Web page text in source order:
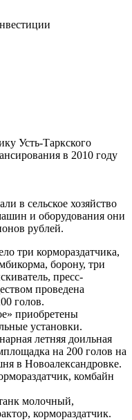
Усть-Таркского
в 2010 году
в сельское хозяйство
и оборудования они
рублей.
три кормораздатчика,
борону, три
пресс-
проведена
голов.
приобретены
установки.
летняя доильная
на 200 голов на
в Новоалександровке.
комбайн
молочный,
кормораздатчик.